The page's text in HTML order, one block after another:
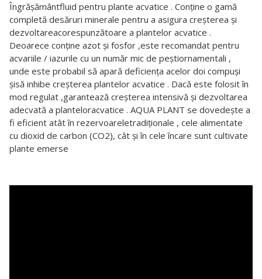
Îngrășământfluid pentru plante acvatice . Conține o gamă
completă desăruri minerale pentru a asigura creșterea și
dezvoltareacorespunzătoare a plantelor acvatice .
Deoarece conține azot și fosfor ,este recomandat pentru
acvariile / iazurile cu un număr mic de peștiornamentali ,
unde este probabil să apară deficiența acelor doi compuși
șisă inhibe creșterea plantelor acvatice . Dacă este folosit în
mod regulat ,garantează creșterea intensivă și dezvoltarea
adecvată a planteloracvatice . AQUA PLANT se dovedește a
fi eficient atât în rezervoareletradiționale , cele alimentate
cu dioxid de carbon (CO2), cât și în cele încare sunt cultivate
plante emerse